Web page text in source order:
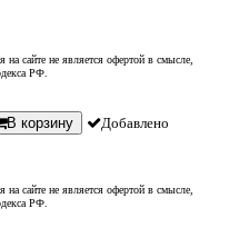
на сайте не является офертой в смысле,
РФ.
В корзину Добавлено
сайте не является офертой в смысле,
РФ.